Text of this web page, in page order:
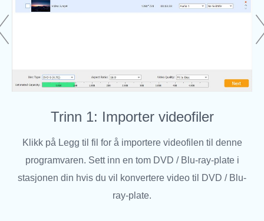
Trinn 1: Importer videofiler
Klikk på Legg til fil for å importere videofilen til denne
programvaren. Sett inn en tom DVD / Blu-ray-plate i
stasjonen din hvis du vil konvertere video til DVD / Blu-
ray-plate.